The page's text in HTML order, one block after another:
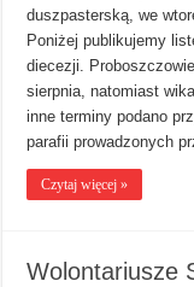
duszpasterską, we
Poniżej publikujemy
diecezji.
sierpnia, natomiast
inne terminy podano
parafii prowadzonych
Czytaj więcej »
Wolontariusze